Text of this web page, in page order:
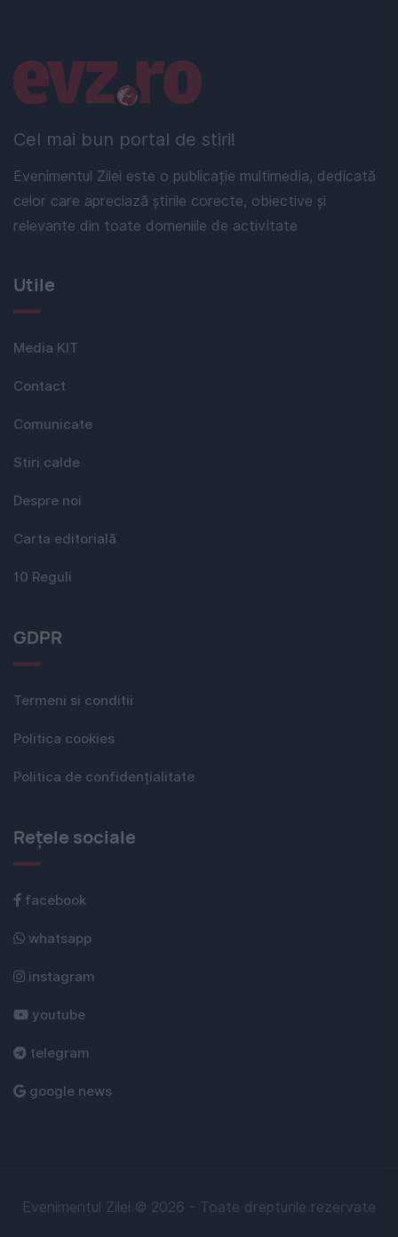
Cel mai bun portal de stiri!
Evenimentul Zilei este o publicație multimedia, dedicată
celor care apreciază știrile corecte, obiective și
relevante din toate domeniile de activitate
Linkuri utile
Utile
Media KIT
Contact
Comunicate
Stiri calde
Despre noi
Carta editorială
10 Reguli
GDPR
Termeni si conditii
Politica cookies
Politica de confidențialitate
Rețele sociale
facebook
whatsapp
instagram
youtube
telegram
google news
Evenimentul Zilei © 2026 - Toate drepturile rezervate